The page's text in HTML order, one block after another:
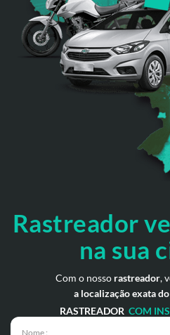
Rastreador
na sua
Com o nosso rastreador,
a localização exata
RASTREADOR COM